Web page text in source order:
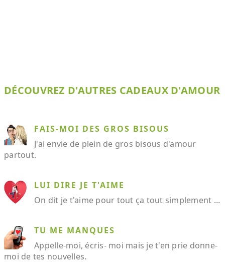
DÉCOUVREZ D'AUTRES CADEAUX D'AMOUR
FAIS-MOI DES GROS BISOUS
J'ai envie de plein de gros bisous d'amour
partout.
LUI DIRE JE T'AIME
On dit je t'aime pour tout ça tout simplement ...
TU ME MANQUES
Appelle-moi, écris- moi mais je t'en prie donne-
moi de tes nouvelles.